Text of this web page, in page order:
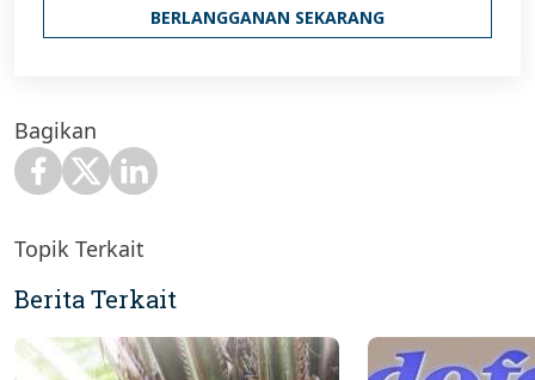
BERLANGGANAN SEKARANG
Bagikan
Topik Terkait
Berita Terkait